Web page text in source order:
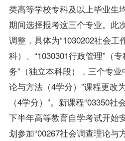
类高等学校专科及以上毕业生
期间选择报考这三个专业。此
调整，具体为“1030202社会工
科）、“1030301行政管理”（
务”（独立本科段），三个专业
论与方法（4学分）”课程更改
（4学分）”。新课程“03350
下半年高等教育自学考试开始
划参加“00267社会调查理论与